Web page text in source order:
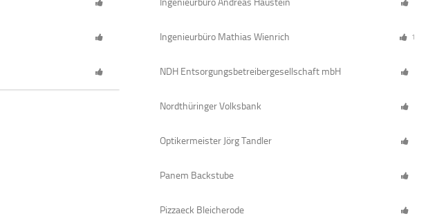
Ingenieurbüro Mathias Wienrich 1
NDH Entsorgungsbetreibergesellschaft mbH
Nordthüringer Volksbank
Optikermeister Jörg Tandler
Panem Backstube
Pizzaeck Bleicherode